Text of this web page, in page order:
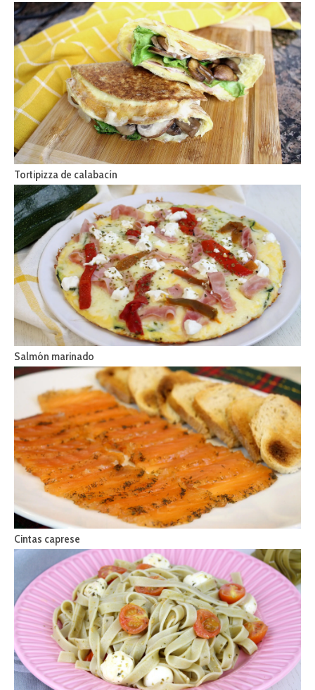
Tortipizza de calabacín
Salmón marinado
Cintas caprese